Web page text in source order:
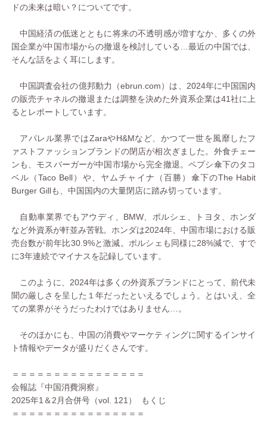
ドの未来は暗い？についてです。
中国経済の低迷とともに将来の不透明感が増すなか、多くの外
国企業が中国市場からの撤退を検討している…最近の中国では、
そんな話をよく耳にします。
中国調査会社の億邦動力（ebrun.com）は、2024年に中国国内
の販売チャネルの撤退または調整を決めた外資系企業は41社に上
るとレポートしています。
アパレル業界ではZaraやH&Mなど、かつて一世を風靡したフ
ァストファッションブランドの閉店が相次ぎました。外食チェー
ンも、モスバーガーが中国市場から完全撤退。ペプシ傘下のタコ
ベル（Taco Bell）や、ヤムチャイナ（百勝）傘下のThe Habit
Burger Gillも、中国国内の大量閉店に踏み切っています。
自動車業界でもアウディ、BMW、ポルシェ、トヨタ、ホンダ
など外資系が軒並み苦戦。ホンダは2024年、中国市場における販
売台数が前年比30.9%と激減。ポルシェも同様に28%減で、すで
に3年連続でマイナスを記録しています。
このように、2024年は多くの外資系ブランドにとって、前代未
聞の厳しさを呈した１年だったといえるでしょう。とはいえ、全
ての業界がそうだったわけではありません…。
そのほかにも、中国の消費やマーケティングに関するインサイ
ト情報やデータが盛りだくさんです。
＝＝＝＝＝＝＝＝＝＝＝＝＝＝＝＝
会報誌『中国消費洞察』
2025年1＆2月合併号（vol. 121） もくじ
＝＝＝＝＝＝＝＝＝＝＝＝＝＝＝＝